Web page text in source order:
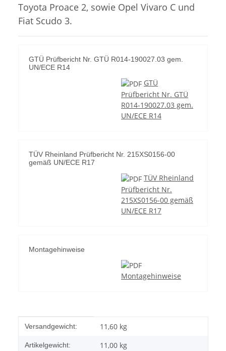
Toyota Proace 2, sowie Opel Vivaro C und
Fiat Scudo 3.
GTÜ Prüfbericht Nr. GTÜ R014-190027.03 gem.
UN/ECE R14
GTÜ
Prüfbericht Nr. GTÜ
R014-190027.03 gem.
UN/ECE R14
TÜV Rheinland Prüfbericht Nr. 215XS0156-00
gemäß UN/ECE R17
TÜV Rheinland
Prüfbericht Nr.
215XS0156-00 gemäß
UN/ECE R17
Montagehinweise
Montagehinweise
Produkteigenschaft
Wert
Versandgewicht: 11,60 kg
Artikelgewicht: 11,00 kg